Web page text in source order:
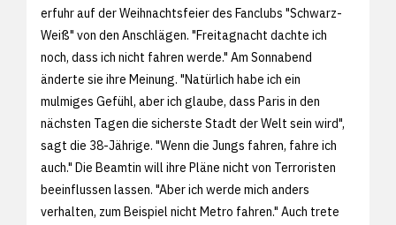
erfuhr auf der Weihnachtsfeier des Fanclubs "Schwarz-
Weiß" von den Anschlägen. "Freitagnacht dachte ich
noch, dass ich nicht fahren werde." Am Sonnabend
änderte sie ihre Meinung. "Natürlich habe ich ein
mulmiges Gefühl, aber ich glaube, dass Paris in den
nächsten Tagen die sicherste Stadt der Welt sein wird",
sagt die 38-Jährige. "Wenn die Jungs fahren, fahre ich
auch." Die Beamtin will ihre Pläne nicht von Terroristen
beeinflussen lassen. "Aber ich werde mich anders
verhalten, zum Beispiel nicht Metro fahren." Auch trete